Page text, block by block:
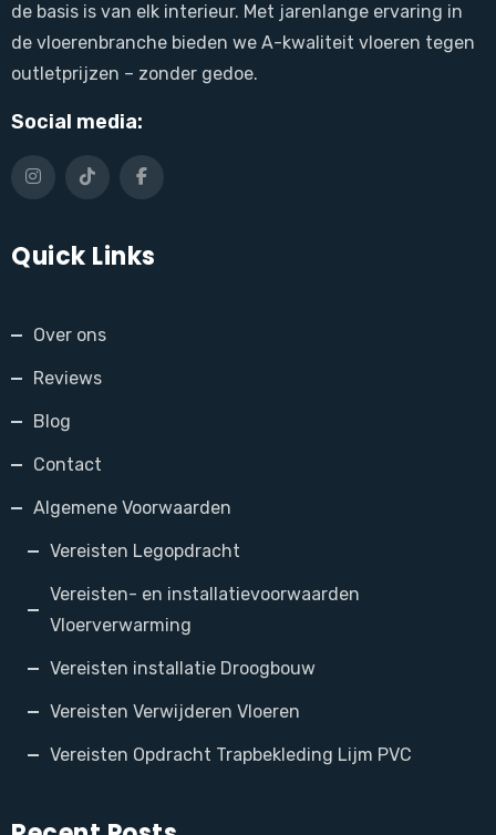
de basis is van elk interieur. Met jarenlange ervaring in
de vloerenbranche bieden we A-kwaliteit vloeren tegen
outletprijzen – zonder gedoe.
Social media:
Quick Links
Over ons
Reviews
Blog
Contact
Algemene Voorwaarden
Vereisten Legopdracht
Vereisten- en installatievoorwaarden
Vloerverwarming
Vereisten installatie Droogbouw
Vereisten Verwijderen Vloeren
Vereisten Opdracht Trapbekleding Lijm PVC